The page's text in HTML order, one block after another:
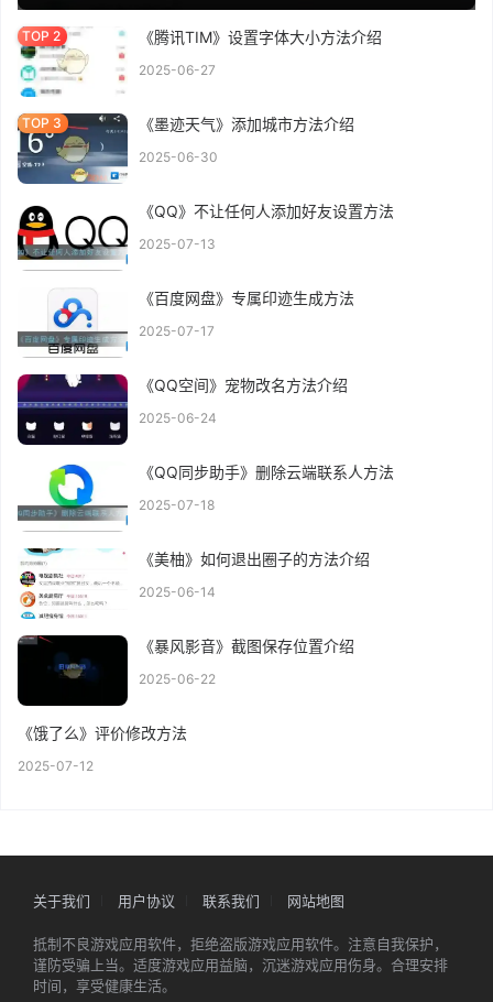
《腾讯TIM》设置字体大小方法介绍
2025-06-27
《墨迹天气》添加城市方法介绍
2025-06-30
《QQ》不让任何人添加好友设置方法
2025-07-13
《百度网盘》专属印迹生成方法
2025-07-17
《QQ空间》宠物改名方法介绍
2025-06-24
《QQ同步助手》删除云端联系人方法
2025-07-18
《美柚》如何退出圈子的方法介绍
2025-06-14
《暴风影音》截图保存位置介绍
2025-06-22
《饿了么》评价修改方法
2025-07-12
关于我们 用户协议 联系我们 网站地图
抵制不良游戏应用软件，拒绝盗版游戏应用软件。注意自我保护，
谨防受骗上当。适度游戏应用益脑，沉迷游戏应用伤身。合理安排
时间，享受健康生活。